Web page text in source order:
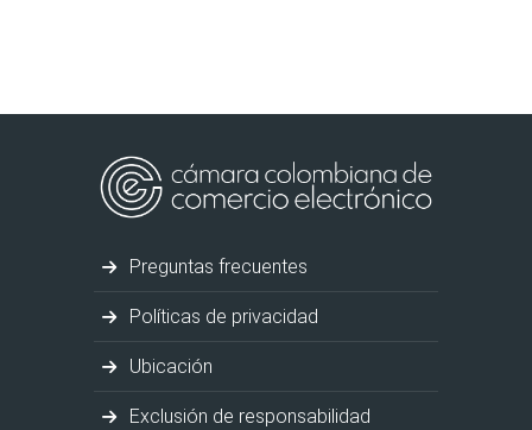
Preguntas frecuentes
Políticas de privacidad
Ubicación
Exclusión de responsabilidad